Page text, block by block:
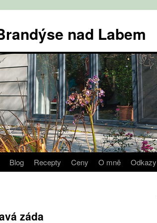
nad Labem
Blog Recepty Ceny O mně Odkazy
záda